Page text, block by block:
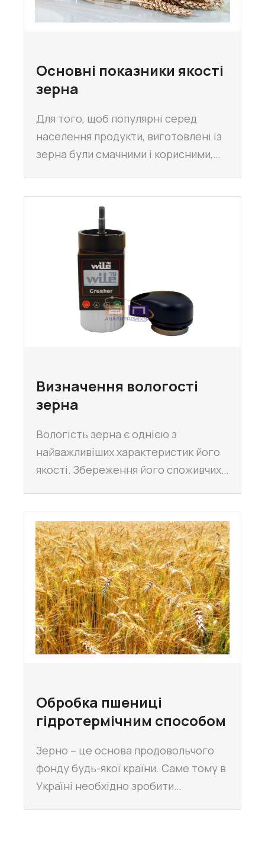
Основні показники якості
зерна
Для того, щоб популярні серед
населення продукти, виготовлені із
зерна були смачними і корисними,…
Визначення вологості
зерна
Вологість зерна є однією з
найважливіших характеристик його
якості. Збереження його споживчих…
Обробка пшениці
гідротермічним способом
Зерно – це основа продовольчого
фонду будь-якої країни. Саме тому в
Україні необхідно зробити…